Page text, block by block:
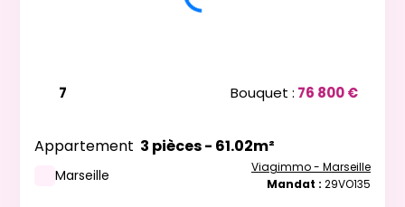
7 Bouquet : 76 800 €
Appartement 3 pièces - 61.02m²
Marseille
Viagimmo - Marseille
Mandat : 29VO135